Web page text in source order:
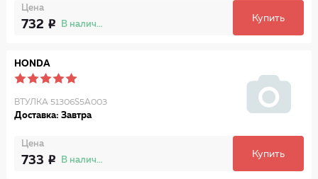
Цена
732 В наличии
Купить
HONDA
ВТУЛКА 51306S5A003
Доставка: Завтра
Цена
733 В наличии
Купить